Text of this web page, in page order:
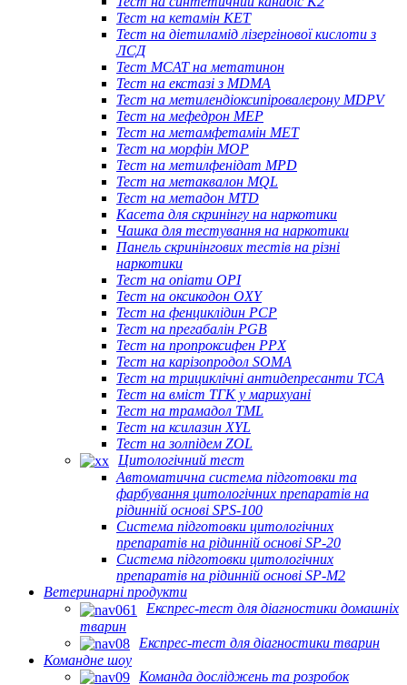
Тест на кетамін KET
Тест на діетиламід лізергінової кислоти з
ЛСД
Тест MCAT на метатинон
Тест на екстазі з MDMA
Тест на метилендіоксипіровалерону MDPV
Тест на мефедрон MEP
Тест на метамфетамін MET
Тест на морфін MOP
Тест на метилфенідат MPD
Тест на метаквалон MQL
Тест на метадон MTD
Касета для скринінгу на наркотики
Чашка для тестування на наркотики
Панель скринінгових тестів на різні
наркотики
Тест на опіати OPI
Тест на оксикодон OXY
Тест на фенциклідин PCP
Тест на прегабалін PGB
Тест на пропроксифен PPX
Тест на карізопродол SOMA
Тест на трициклічні антидепресанти TCA
Тест на вміст ТГК у марихуані
Тест на трамадол TML
Тест на ксилазин XYL
Тест на золпідем ZOL
Цитологічний тест
Автоматична система підготовки та
фарбування цитологічних препаратів на
рідинній основі SPS-100
Система підготовки цитологічних
препаратів на рідинній основі SP-20
Система підготовки цитологічних
препаратів на рідинній основі SP-M2
Ветеринарні продукти
Експрес-тест для діагностики домашніх
тварин
Експрес-тест для діагностики тварин
Командне шоу
Команда досліджень та розробок